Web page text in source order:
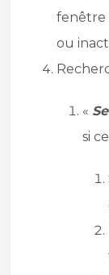
fenêtre
ou
«
si